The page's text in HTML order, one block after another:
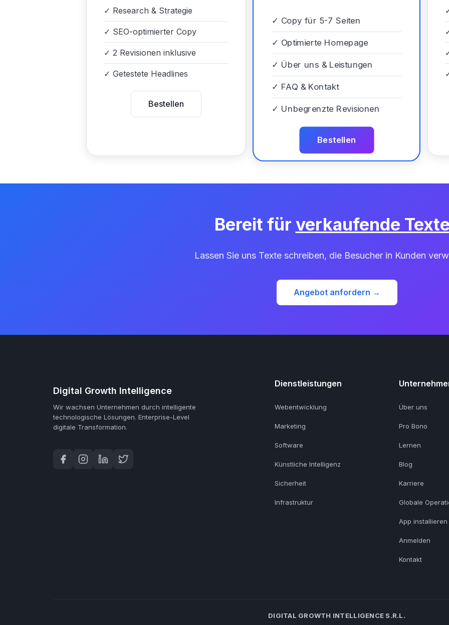
✓ Research & Strategie
✓ SEO-optimierter Copy
✓ 2 Revisionen inklusive
✓ Getestete Headlines
Bestellen
✓ Copy für 5-7 Seiten
✓ Optimierte Homepage
✓ Über uns & Leistungen
✓ FAQ & Kontakt
✓ Unbegrenzte Revisionen
Bestellen
Bereit für verkaufende
Lassen Sie uns Texte schreiben, die Besucher in Kunden
Angebot anfordern →
Digital Growth Intelligence
Wir wachsen Unternehmen durch intelligente
technologische Lösungen. Enterprise-Level
digitale Transformation.
Dienstleistungen
Webentwicklung
Marketing
Software
Künstliche Intelligenz
Sicherheit
Infrastruktur
Über uns
Pro Bono
Lernen
Blog
Karriere
Globale
App installieren
Anmelden
Kontakt
DIGITAL GROWTH INTELLIGENCE S.R.L.